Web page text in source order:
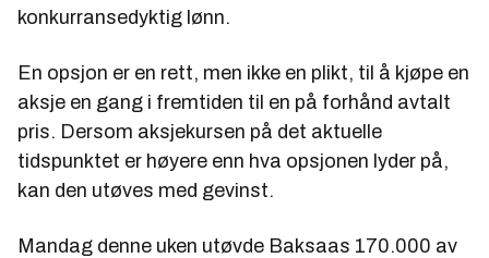
konkurransedyktig lønn.
En opsjon er en rett, men ikke en plikt, til å kjøpe en
aksje en gang i fremtiden til en på forhånd avtalt
pris. Dersom aksjekursen på det aktuelle
tidspunktet er høyere enn hva opsjonen lyder på,
kan den utøves med gevinst.
Mandag denne uken utøvde Baksaas 170.000 av